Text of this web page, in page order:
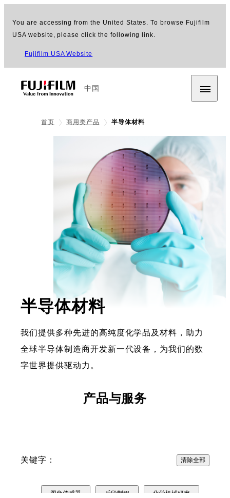
You are accessing from the United States. To browse Fujifilm
USA website, please click the following link.
Fujifilm USA Website
中国
首页 商用类产品 半导体材料
半导体材料
我们提供多种先进的高纯度化学品及材料，助力
全球半导体制造商开发新一代设备，为我们的数
字世界提供驱动力。
产品与服务
关键字： 清除全部
图像传感器 后段制程 化学机械研磨